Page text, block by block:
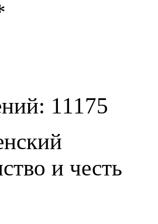
11175
и честь